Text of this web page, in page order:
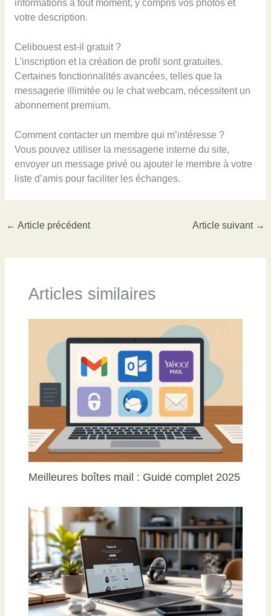
informations à tout moment, y compris vos photos et
votre description.
Celibouest est-il gratuit ?
L’inscription et la création de profil sont gratuites.
Certaines fonctionnalités avancées, telles que la
messagerie illimitée ou le chat webcam, nécessitent un
abonnement premium.
Comment contacter un membre qui m’intéresse ?
Vous pouvez utiliser la messagerie interne du site,
envoyer un message privé ou ajouter le membre à votre
liste d’amis pour faciliter les échanges.
← Article précédent Article suivant →
Articles similaires
Meilleures boîtes mail : Guide complet 2025